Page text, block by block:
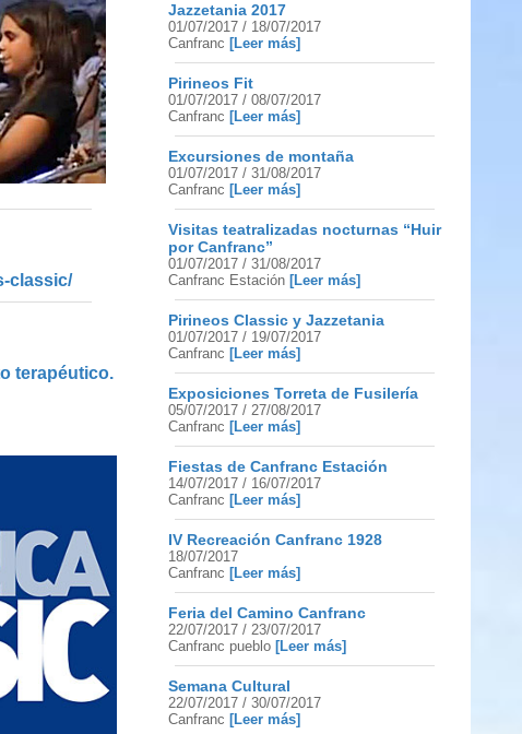
classic/
terapéutico.
Jazzetania 2017
01/07/2017 / 18/07/2017
Canfranc [Leer más]
Pirineos Fit
01/07/2017 / 08/07/2017
Canfranc [Leer más]
Excursiones de montaña
01/07/2017 / 31/08/2017
Canfranc [Leer más]
Visitas teatralizadas nocturnas “Huir
por Canfranc”
01/07/2017 / 31/08/2017
Canfranc Estación [Leer más]
Pirineos Classic y Jazzetania
01/07/2017 / 19/07/2017
Canfranc [Leer más]
Exposiciones Torreta de Fusilería
05/07/2017 / 27/08/2017
Canfranc [Leer más]
Fiestas de Canfranc Estación
14/07/2017 / 16/07/2017
Canfranc [Leer más]
IV Recreación Canfranc 1928
18/07/2017
Canfranc [Leer más]
Feria del Camino Canfranc
22/07/2017 / 23/07/2017
Canfranc pueblo [Leer más]
Semana Cultural
22/07/2017 / 30/07/2017
Canfranc [Leer más]